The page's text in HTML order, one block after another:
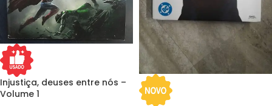
Injustiça, deuses entre nós –
Volume 1